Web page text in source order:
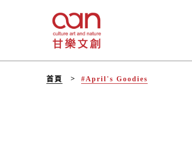
首頁 #April's Goodies